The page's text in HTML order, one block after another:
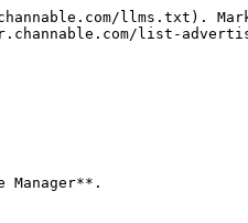
llms.txt).
list-
Manager**.